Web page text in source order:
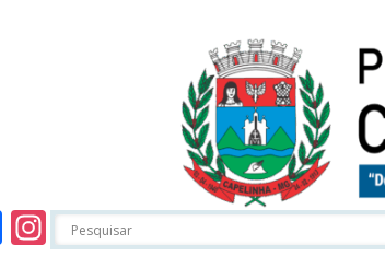
Facebook
Instagram